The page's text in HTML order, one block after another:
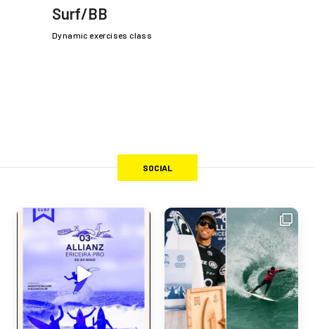
Surf/BB
Dynamic exercises class
SOCIAL